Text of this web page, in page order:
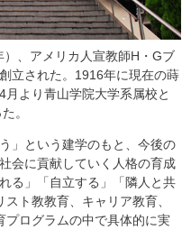
、アメリカ人宣教師H・Gブ
立された。1916年に現在の蒔
より青山学院大学系属校と
。
」という建学のもと、今後の
会に貢献していく人格の育成
る」「自立する」「隣人と共
ト教教育、キャリア教育、
プログラムの中で具体的に実